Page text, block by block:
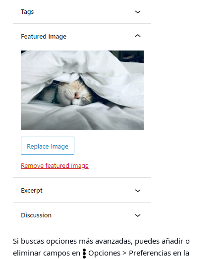
Si buscas opciones más avanzadas, puedes añadir o
eliminar campos en
Opciones > Preferencias en la